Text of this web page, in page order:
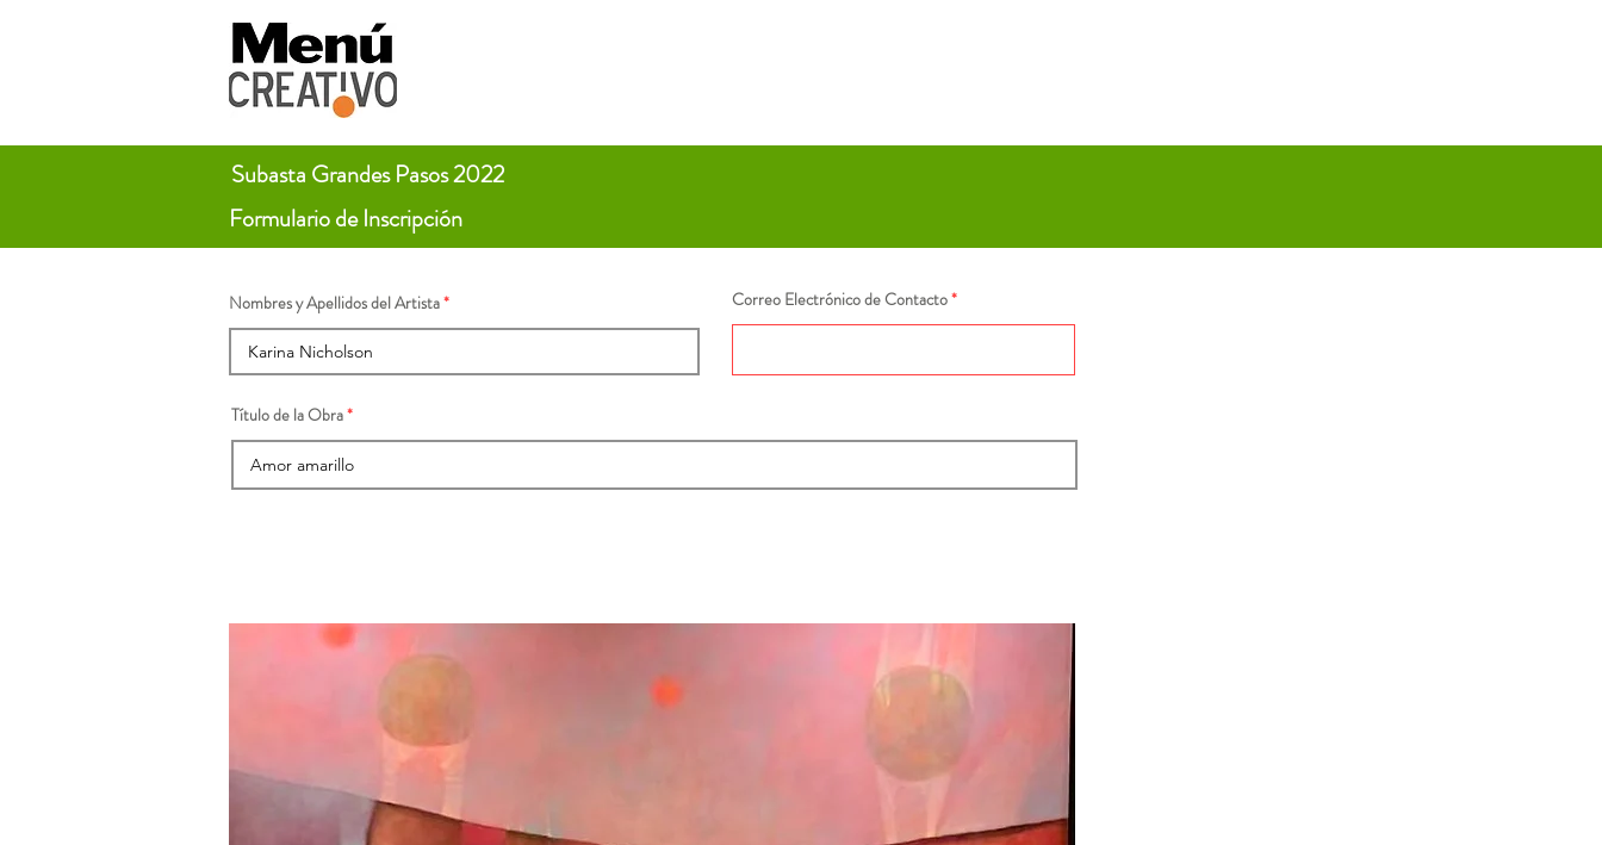
Subasta Grandes Pasos 2022
Formulario de Inscripción
Nombres y Apellidos del Artista Correo Electrónico de Contacto
Título de la Obra